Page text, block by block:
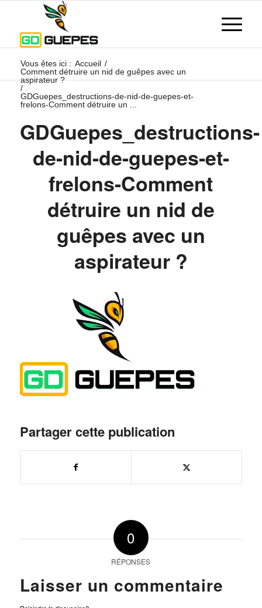
Vous êtes ici : Accueil /
Comment détruire un nid de guêpes avec un
aspirateur ?
/
GDGuepes_destructions-de-nid-de-guepes-et-
frelons-Comment détruire un ...
GDGuepes_destructions-
de-nid-de-guepes-et-
frelons-Comment
détruire un nid de
guêpes avec un
aspirateur ?
Partager cette publication
0
RÉPONSES
Laisser un commentaire